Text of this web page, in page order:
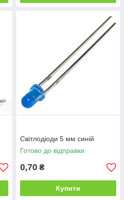
Світлодіоди 5 мм синій
Готово до відправки
0,70 ₴
Купити